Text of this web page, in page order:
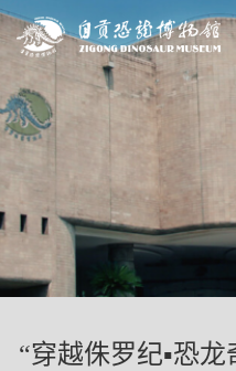
“穿越侏罗纪▪恐